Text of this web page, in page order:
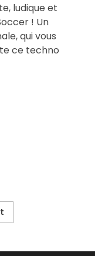
ludique et
! Un
qui vous
ce techno